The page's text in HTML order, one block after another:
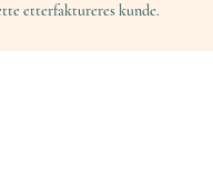
etterfaktureres kunde.